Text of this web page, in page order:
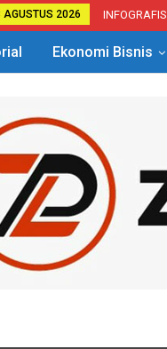
AGUSTUS 2026 INFOGRAFIS
Ekonomi Bisnis